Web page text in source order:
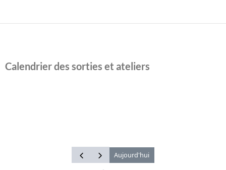
Calendrier des sorties et ateliers